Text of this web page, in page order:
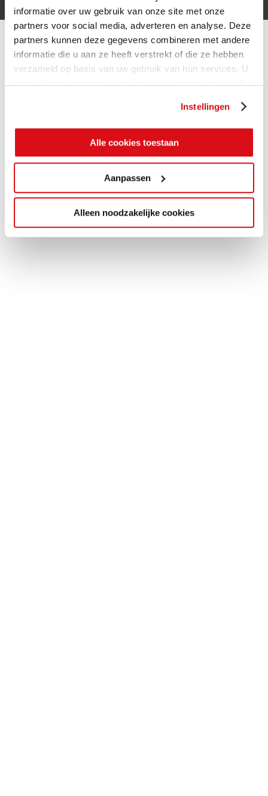
informatie over uw gebruik van onze site met onze
partners voor social media, adverteren en analyse. Deze
partners kunnen deze gegevens combineren met andere
informatie die u aan ze heeft verstrekt of die ze hebben
verzameld op basis van uw gebruik van hun services. U
gaat akkoord met onze cookies als u onze website blijft
Instellingen
Alle cookies toestaan
Aanpassen
Alleen noodzakelijke cookies